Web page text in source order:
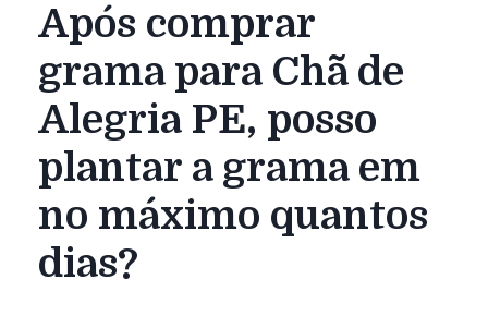
Após comprar
grama para Chã de
Alegria PE, posso
plantar a grama em
no máximo quantos
dias?